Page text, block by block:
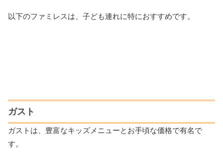
以下のファミレスは、子ども連れに特におすすめです。
ガスト
ガストは、豊富なキッズメニューとお手頃な価格で有名で
す。